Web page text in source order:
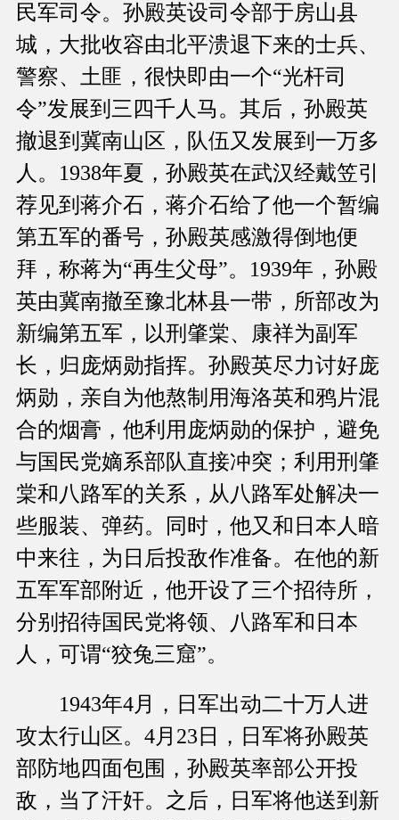
民军司令。孙殿英设司令部于房山县
城，大批收容由北平溃退下来的士兵、
警察、土匪，很快即由一个“光杆司
令”发展到三四千人马。其后，孙殿英
撤退到冀南山区，队伍又发展到一万多
人。1938年夏，孙殿英在武汉经戴笠引
荐见到蒋介石，蒋介石给了他一个暂编
第五军的番号，孙殿英感激得倒地便
拜，称蒋为“再生父母”。1939年，孙殿
英由冀南撤至豫北林县一带，所部改为
新编第五军，以刑肇棠、康祥为副军
长，归庞炳勋指挥。孙殿英尽力讨好庞
炳勋，亲自为他熬制用海洛英和鸦片混
合的烟膏，他利用庞炳勋的保护，避免
与国民党嫡系部队直接冲突；利用刑肇
棠和八路军的关系，从八路军处解决一
些服装、弹药。同时，他又和日本人暗
中来往，为日后投敌作准备。在他的新
五军军部附近，他开设了三个招待所，
分别招待国民党将领、八路军和日本
人，可谓“狡兔三窟”。
1943年4月，日军出动二十万人进
攻太行山区。4月23日，日军将孙殿英
部防地四面包围，孙殿英率部公开投
敌，当了汗奸。之后，日军将他送到新